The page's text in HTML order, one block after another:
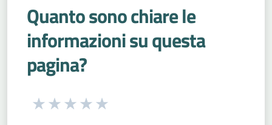
Quanto sono chiare le
informazioni su questa
pagina?
Seleziona una valutazione da 1 a 5 stelle